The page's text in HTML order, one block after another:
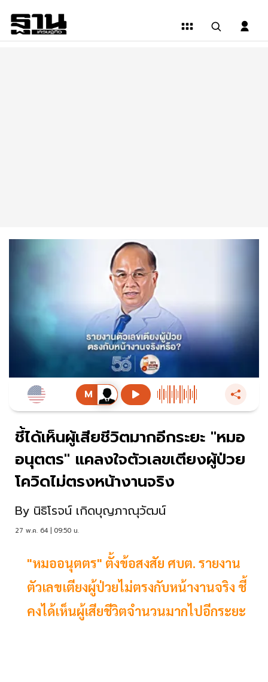
ชี้ได้เห็นผู้เสียชีวิตมากอีกระยะ "หมอ
อนุตตร" แคลงใจตัวเลขเตียงผู้ป่วย
โควิดไม่ตรงหน้างานจริง
By นิธิโรจน์ เกิดบุญภาณุวัฒน์
27 พ.ค. 64 | 09:50 น.
"หมออนุตตร" ตั้งข้อสงสัย ศบต. รายงาน
ตัวเลขเตียงผู้ป่วยไม่ตรงกับหน้างานจริง ชี้
คงได้เห็นผู้เสียชีวิตจำนวนมากไปอีกระยะ